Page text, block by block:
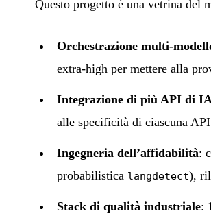
Questo progetto è una vetrina del
Orchestrazione multi-
extra-high per mettere alla
Integrazione di più API di IA
alle specificità di ciascuna
Ingegneria dell’affidabilità:
probabilistica langdetect),
Stack di qualità industriale: